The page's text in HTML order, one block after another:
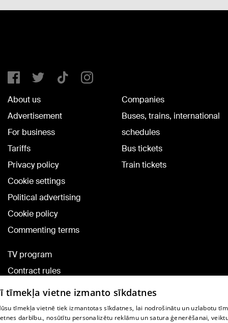
About us
Advertisement
For business
Tariffs
Privacy policy
Cookie settings
Political advertising
Cookie policy
Commenting terms
Companies
Buses, trains, international
schedules
Bus tickets
Train tickets
TV program
Contract rules
360 Ziņu kontakti
Helio Media
tīmekļa vietne izmanto sīkdatnes
tīmekļa vietnē tiek izmantotas sīkdatnes, lai nodrošinātu un uzlabotu
darbību., nosūtītu personalizētu reklāmu un satura ģenerēšanai,